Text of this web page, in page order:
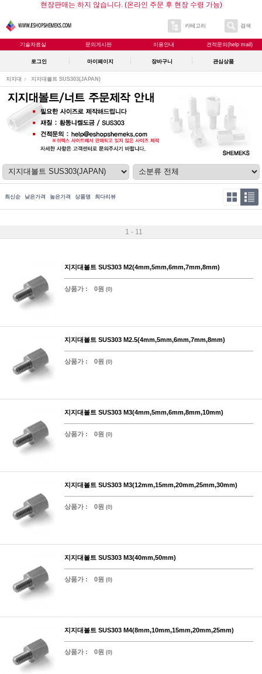
현장판매는 하지 않습니다. (온라인 주문 후 현장 수령 가능)
카테고리 검색
기술자료실 문의게시판 이용안내 견적문의(help mail)
로그인 마이페이지 장바구니 관심상품
지지대 지지대볼트 SUS303(JAPAN)
최신순 낮은가격 높은가격 상품명 최다리뷰
1 - 11
지지대볼트 SUS303 M2(4mm,5mm,6mm,7mm,8mm)
상품가 : 0원 (0)
지지대볼트 SUS303 M2.5(4mm,5mm,6mm,7mm,8mm)
상품가 : 0원 (0)
지지대볼트 SUS303 M3(4mm,5mm,6mm,8mm,10mm)
상품가 : 0원 (0)
지지대볼트 SUS303 M3(12mm,15mm,20mm,25mm,30mm)
상품가 : 0원 (0)
지지대볼트 SUS303 M3(40mm,50mm)
상품가 : 0원 (0)
지지대볼트 SUS303 M4(8mm,10mm,15mm,20mm,25mm)
상품가 : 0원 (0)